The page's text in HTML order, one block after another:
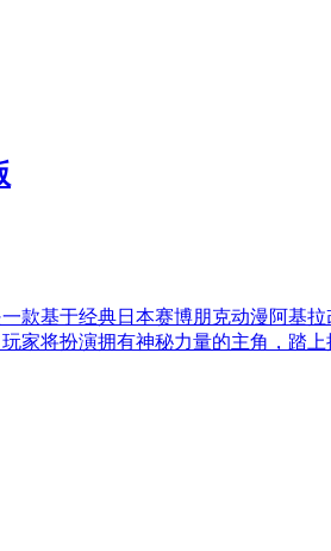
款基于经典日本赛博朋克动漫阿基
家将扮演拥有神秘力量的主角，踏